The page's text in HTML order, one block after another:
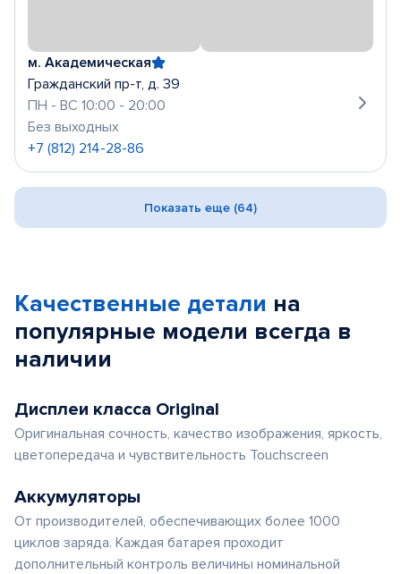
м. Академическая
Гражданский пр-т, д. 39
ПН - ВС 10:00 - 20:00
Без выходных
+7 (812) 214-28-86
Показать еще (64)
Качественные детали на
популярные модели всегда в
наличии
Дисплеи класса Original
Оригинальная сочность, качество изображения, яркость,
цветопередача и чувствительность Touchscreen
Аккумуляторы
От производителей, обеспечивающих более 1000
циклов заряда. Каждая батарея проходит
дополнительный контроль величины номинальной